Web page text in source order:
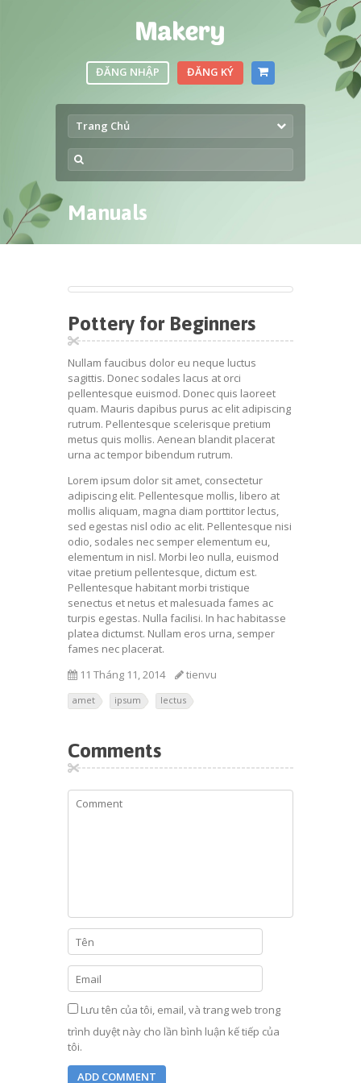
ĐĂNG NHẬP ĐĂNG KÝ
Trang Chủ
Manuals
Pottery for Beginners
Nullam faucibus dolor eu neque luctus
sagittis. Donec sodales lacus at orci
pellentesque euismod. Donec quis laoreet
quam. Mauris dapibus purus ac elit adipiscing
rutrum. Pellentesque scelerisque pretium
metus quis mollis. Aenean blandit placerat
urna ac tempor bibendum rutrum.
Lorem ipsum dolor sit amet, consectetur
adipiscing elit. Pellentesque mollis, libero at
mollis aliquam, magna diam porttitor lectus,
sed egestas nisl odio ac elit. Pellentesque nisi
odio, sodales nec semper elementum eu,
elementum in nisl. Morbi leo nulla, euismod
vitae pretium pellentesque, dictum est.
Pellentesque habitant morbi tristique
senectus et netus et malesuada fames ac
turpis egestas. Nulla facilisi. In hac habitasse
platea dictumst. Nullam eros urna, semper
fames nec placerat.
11 Tháng 11, 2014
tienvu
amet ipsum lectus
Comments
Lưu tên của tôi, email, và trang web trong
trình duyệt này cho lần bình luận kế tiếp của
tôi.